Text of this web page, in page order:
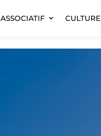
ASSOCIATIF CULTURE